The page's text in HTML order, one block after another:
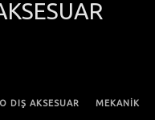
DIŞ AKSESUAR MEKANİK